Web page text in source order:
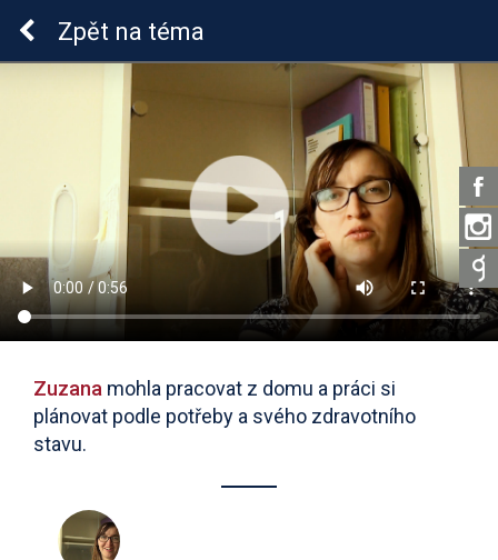
Lymeská borrelióza
Zpět na téma
Zuzana mohla pracovat z domu a práci si
plánovat podle potřeby a svého zdravotního
stavu.